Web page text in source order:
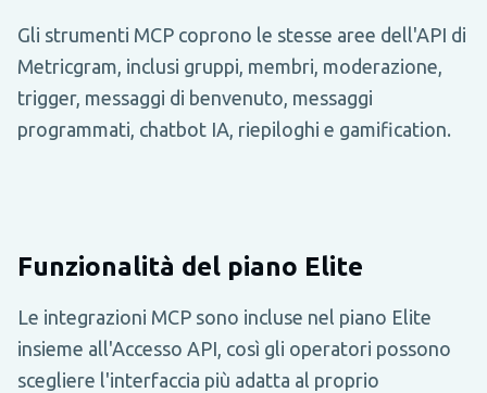
Gli strumenti MCP coprono le stesse aree dell'API di
Metricgram, inclusi gruppi, membri, moderazione,
trigger, messaggi di benvenuto, messaggi
programmati, chatbot IA, riepiloghi e gamification.
Funzionalità del piano Elite
Le integrazioni MCP sono incluse nel piano Elite
insieme all'Accesso API, così gli operatori possono
scegliere l'interfaccia più adatta al proprio